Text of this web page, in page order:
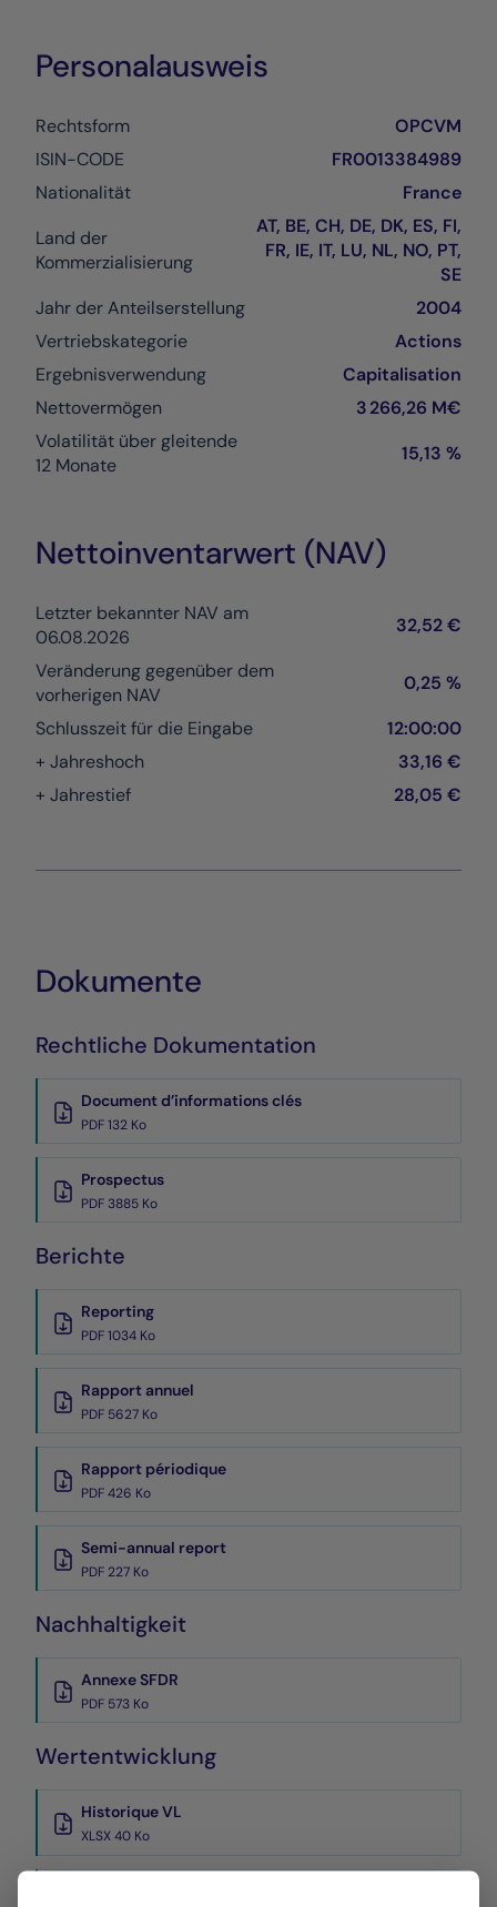
Personalausweis
Rechtsform
OPCVM
ISIN-CODE
FR0013384989
Nationalität
France
Land der
Kommerzialisierung
AT, BE, CH, DE, DK, ES, FI,
FR, IE, IT, LU, NL, NO, PT,
SE
Jahr der Anteilserstellung
2004
Vertriebskategorie
Actions
Ergebnisverwendung
Capitalisation
Nettovermögen
3 266,26 M€
Volatilität über gleitende
12 Monate
15,13 %
Nettoinventarwert (NAV)
Letzter bekannter NAV am
06.08.2026
32,52 €
Veränderung gegenüber dem
vorherigen NAV
0,25 %
Schlusszeit für die Eingabe
12:00:00
+ Jahreshoch
33,16 €
+ Jahrestief
28,05 €
Dokumente
Rechtliche Dokumentation
Document d’informations clés
PDF 132 Ko
Prospectus
PDF 3885 Ko
Berichte
Reporting
PDF 1034 Ko
Rapport annuel
PDF 5627 Ko
Rapport périodique
PDF 426 Ko
Semi-annual report
PDF 227 Ko
Nachhaltigkeit
Annexe SFDR
PDF 573 Ko
Wertentwicklung
Historique VL
XLSX 40 Ko